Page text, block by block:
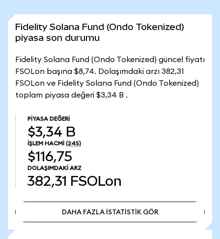
Fidelity Solana Fund (Ondo Tokenized)
piyasa son durumu
Fidelity Solana Fund (Ondo Tokenized) güncel fiyatı
FSOLon başına $8,74. Dolaşımdaki arzı 382,31
FSOLon ve Fidelity Solana Fund (Ondo Tokenized)
toplam piyasa değeri $3,34 B .
PIYASA DEĞERI
$3,34 B
İŞLEM HACMI (24S)
$116,75
DOLAŞIMDAKI ARZ
382,31 FSOLon
DAHA FAZLA İSTATİSTİK GÖR